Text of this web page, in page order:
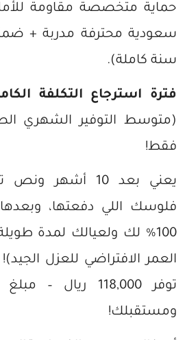
حماية متخصصة مقاومة
سنة كاملة).
فترة استرجاع التكلفة
فقط!
يعني بعد 10
فلوسك اللي دفعتها،
توفر 118,000
ومستقبلك!